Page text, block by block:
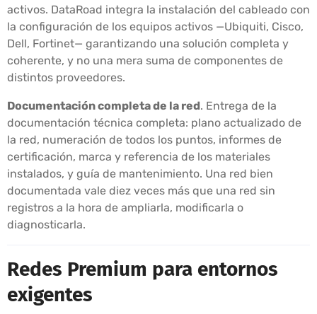
activos. DataRoad integra la instalación del cableado con
la configuración de los equipos activos —Ubiquiti, Cisco,
Dell, Fortinet— garantizando una solución completa y
coherente, y no una mera suma de componentes de
distintos proveedores.
Documentación completa de la red. Entrega de la
documentación técnica completa: plano actualizado de
la red, numeración de todos los puntos, informes de
certificación, marca y referencia de los materiales
instalados, y guía de mantenimiento. Una red bien
documentada vale diez veces más que una red sin
registros a la hora de ampliarla, modificarla o
diagnosticarla.
Redes Premium para entornos
exigentes